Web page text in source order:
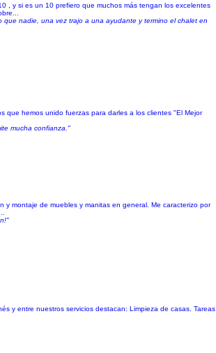
, y si es un 10 prefiero que muchos más tengan los excelentes
nadie, una vez trajo a una ayudante y termino el chalet en
que hemos unido fuerzas para darles a los clientes "El Mejor
mucha confianza."
y montaje de muebles y manitas en general. Me caracterizo por
y entre nuestros servicios destacan: Limpieza de casas. Tareas